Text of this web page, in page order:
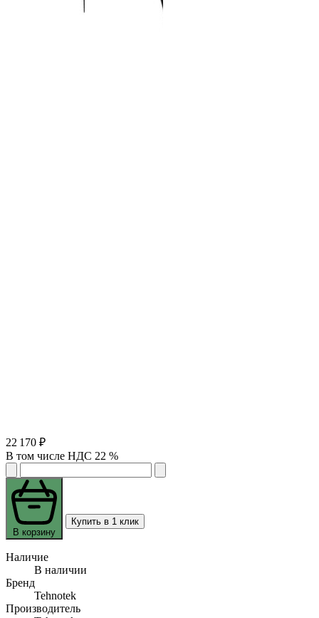
22 170 ₽
В том числе НДС 22 %
В корзину
Купить в 1 клик
Наличие
В наличии
Бренд
Tehnotek
Производитель